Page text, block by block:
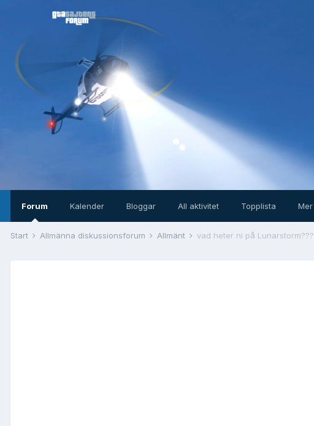
Forum Kalender Bloggar All aktivitet Topplista Mer
Start Allmänna diskussionsforum Allmänt vad heter ni på Lunarstorm???